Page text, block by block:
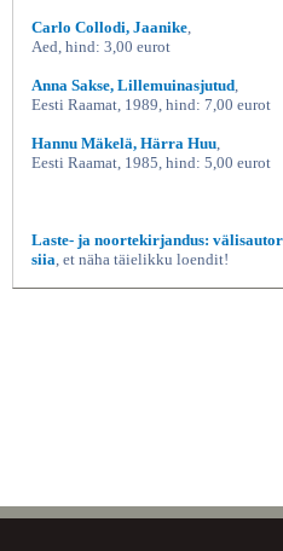
Carlo Collodi, Jaanike
Aed, hind: 3,00 eurot
Anna Sakse, Lillemuinasjutud
Eesti Raamat, 1989, hind: 7,00 eurot
Hannu Mäkelä, Härra Huu
Eesti Raamat, 1985, hind: 5,00 eurot
Laste- ja noortekirjandus:
siia , et näha täielikku loendit!